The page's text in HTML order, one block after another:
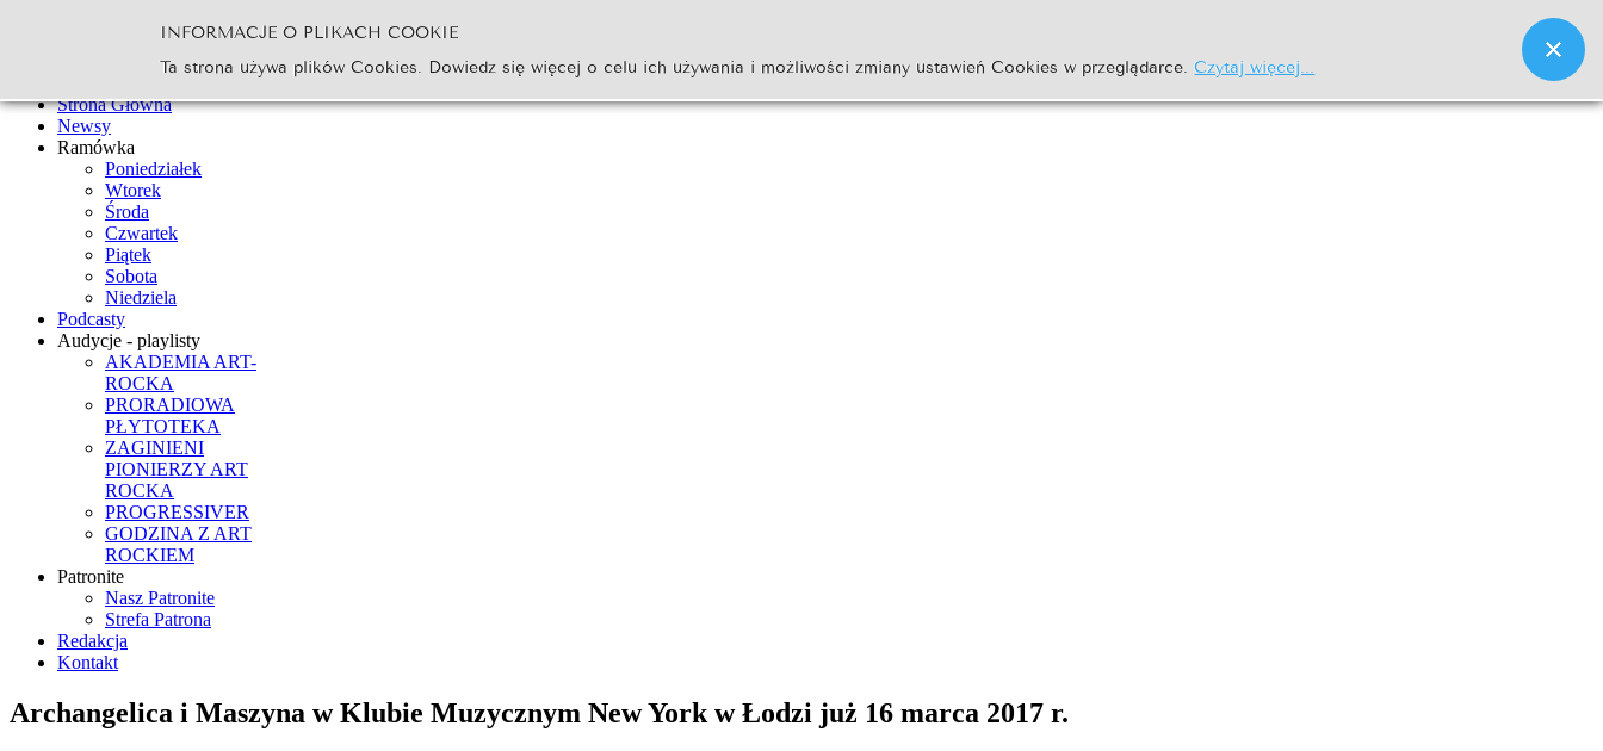
Go
Strona Główna
Newsy
Ramówka
Poniedziałek
Wtorek
Środa
Czwartek
Piątek
Sobota
Niedziela
Podcasty
Audycje - playlisty
AKADEMIA ART-
ROCKA
PRORADIOWA
PŁYTOTEKA
ZAGINIENI
PIONIERZY ART
ROCKA
PROGRESSIVER
GODZINA Z ART
ROCKIEM
Patronite
Nasz Patronite
Strefa Patrona
Redakcja
Kontakt
Archangelica i Maszyna w Klubie Muzycznym New York w Łodzi już 16 marca 2017 r.
INFORMACJE O PLIKACH COOKIE
Ta strona używa plików Cookies. Dowiedz się więcej o celu ich używania i możliwości zmiany ustawień Cookies w przeglądarce.Czytaj więcej...